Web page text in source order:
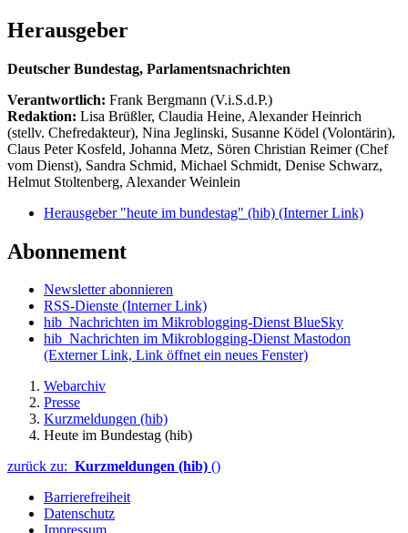
Herausgeber
Deutscher Bundestag, Parlamentsnachrichten
Verantwortlich: Frank Bergmann (V.i.S.d.P.)
Redaktion: Lisa Brüßler, Claudia Heine, Alexander Heinrich
(stellv. Chefredakteur), Nina Jeglinski, Susanne Ködel (Volontärin),
Claus Peter Kosfeld, Johanna Metz, Sören Christian Reimer (Chef
vom Dienst), Sandra Schmid, Michael Schmidt, Denise Schwarz,
Helmut Stoltenberg, Alexander Weinlein
Herausgeber "heute im bundestag" (hib) (Interner Link)
Abonnement
Newsletter abonnieren
RSS-Dienste (Interner Link)
hib_Nachrichten im Mikroblogging-Dienst BlueSky
hib_Nachrichten im Mikroblogging-Dienst Mastodon
(Externer Link, Link öffnet ein neues Fenster)
Webarchiv
Presse
Kurzmeldungen (hib)
Heute im Bundestag (hib)
zurück zu: Kurzmeldungen (hib) ()
Barrierefreiheit
Datenschutz